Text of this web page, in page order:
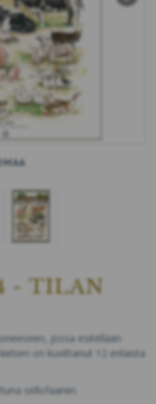
- TILAN
jossa esitellään
on kuvittanut 12 erilaista
sellofaaniin.